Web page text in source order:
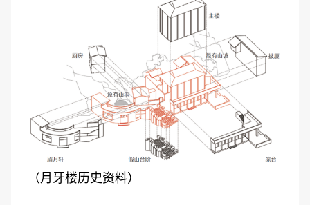
（月牙楼历史资料）